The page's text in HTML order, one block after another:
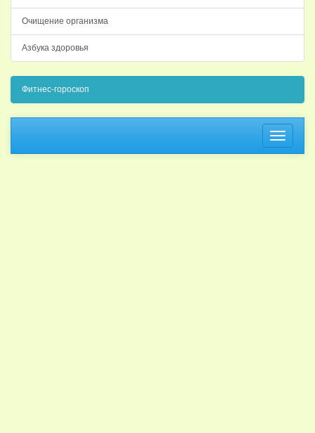
Очищение организма
Азбука здоровья
Фитнес-гороскоп